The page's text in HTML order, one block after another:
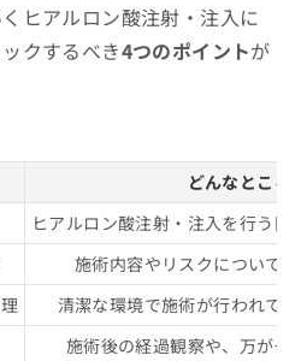
ヒアルロン酸注射・注入に
クするべき4つのポイントが
どんなところ
ヒアルロン酸注射・注入を行う
施術内容やリスクについて
清潔な環境で施術が行われて
施術後の経過観察や、万が一